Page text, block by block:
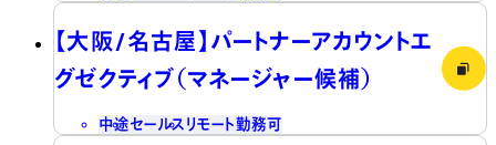
【大阪/名古屋】パートナーアカウントエ
グゼクティブ（マネージャー候補）
中途セールス リモート勤務可